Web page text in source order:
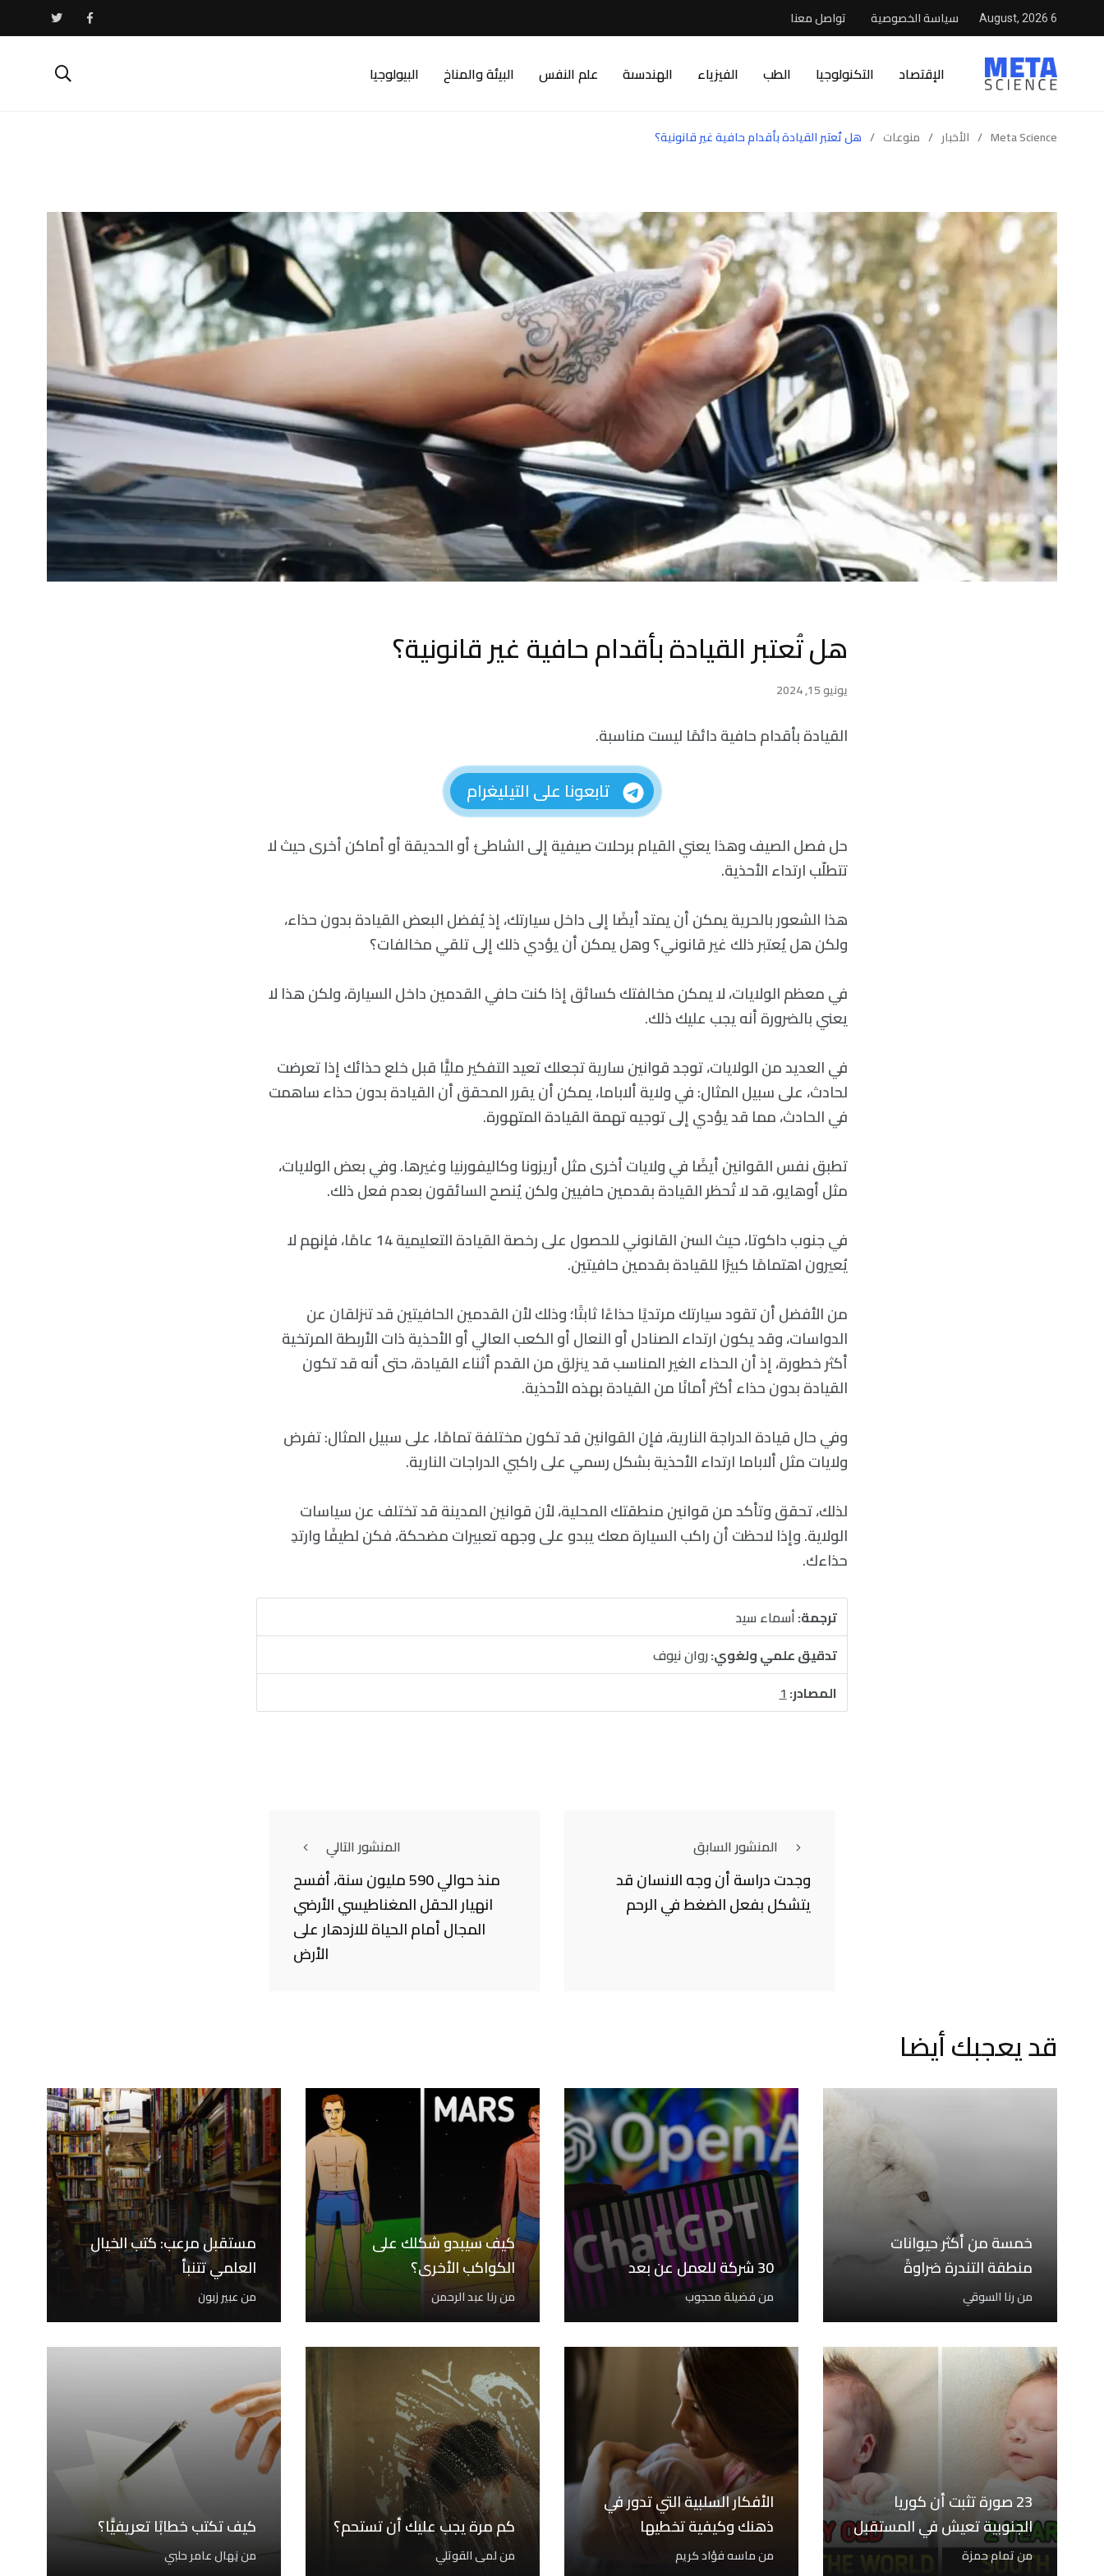
6 August, 2026 سياسة الخصوصية تواصل معنا
الإقتصاد التكنولوجيا الطب الفيزياء الهندسىة علم النفس البيئة والمناخ البيولوجيا
Meta Science
/ الأخبار / منوعات / هل تُعتبر القيادة بأقدام حافية غير قانونية؟
هل تُعتبر القيادة بأقدام حافية غير قانونية؟
يونيو 15, 2024
القيادة بأقدام حافية دائمًا ليست مناسبة.
تابعونا على التيليغرام
حل فصل الصيف وهذا يعني القيام برحلات صيفية إلى الشاطئ أو الحديقة أو أماكن أخرى حيث لا
تتطلّب ارتداء الأحذية.
هذا الشعور بالحرية يمكن أن يمتد أيضًا إلى داخل سيارتك، إذ يُفضل البعض القيادة بدون حذاء،
ولكن هل يُعتبر ذلك غير قانوني؟ وهل يمكن أن يؤدي ذلك إلى تلقي مخالفات؟
في معظم الولايات، لا يمكن مخالفتك كسائق إذا كنت حافي القدمين داخل السيارة، ولكن هذا لا
يعني بالضرورة أنه يجب عليك ذلك.
في العديد من الولايات، توجد قوانين سارية تجعلك تعيد التفكير مليًّا قبل خلع حذائك إذا تعرضت
لحادث، على سبيل المثال: في ولاية ألاباما، يمكن أن يقرر المحقق أن القيادة بدون حذاء ساهمت
في الحادث، مما قد يؤدي إلى توجيه تهمة القيادة المتهورة.
تطبق نفس القوانين أيضًا في ولايات أخرى مثل أريزونا وكاليفورنيا وغيرها. وفي بعض الولايات،
مثل أوهايو، قد لا تُحظر القيادة بقدمين حافيين ولكن يُنصح السائقون بعدم فعل ذلك.
في جنوب داكوتا، حيث السن القانوني للحصول على رخصة القيادة التعليمية 14 عامًا، فإنهم لا
يُعيرون اهتمامًا كبيرًا للقيادة بقدمين حافيتين.
من الأفضل أن تقود سيارتك مرتديًا حذاءًا ثابتًا؛ وذلك لأن القدمين الحافيتين قد تنزلقان عن
الدواسات، وقد يكون ارتداء الصنادل أو النعال أو الكعب العالي أو الأحذية ذات الأربطة المرتخية
أكثر خطورة، إذ أن الحذاء الغير المناسب قد ينزلق من القدم أثناء القيادة، حتى أنه قد تكون
القيادة بدون حذاء أكثر أمانًا من القيادة بهذه الأحذية.
وفي حال قيادة الدراجة النارية، فإن القوانين قد تكون مختلفة تمامًا، على سبيل المثال: تفرض
ولايات مثل ألاباما ارتداء الأحذية بشكل رسمي على راكبي الدراجات النارية.
لذلك، تحقق وتأكد من قوانين منطقتك المحلية، لأن قوانين المدينة قد تختلف عن سياسات
الولاية. وإذا لاحظت أن راكب السيارة معك يبدو على وجهه تعبيرات مضحكة، فكن لطيفًا وارتدِ
حذاءك.
ترجمة:أسماء سيد
تدقيق علمي ولغوي:روان نيوف
المصادر:1
المنشور السابق
وجدت دراسة أن وجه الانسان قد
يتشكل بفعل الضغط في الرحم
المنشور التالي
منذ حوالي 590 مليون سنة، أفسح
انهيار الحقل المغناطيسي الأرضي
المجال أمام الحياة للازدهار على
الأرض
قد يعجبك أيضا
خمسة من أكثر حيوانات
منطقة التندرة ضراوةً
منرنا السوقي
30 شركة للعمل عن بعد
منفضيلة محجوب
كيف سيبدو شكلك على
الكواكب الأخرى؟
منرنا عبد الرحمن
مستقبل مرعب: كتب الخيال
العلمي تتنبأ
منعبير زبون
23 صورة تثبت أن كوريا
الجنوبية تعيش في المستقبل
منتمام حمزة
الأفكار السلبية التي تدور في
ذهنك وكيفية تخطيها
منماسه فؤاد كريم
كم مرة يجب عليك أن تستحم؟
منلمى القوتلي
كيف تكتب خطابًا تعريفيًّا؟
مننِهال عامر حلبي